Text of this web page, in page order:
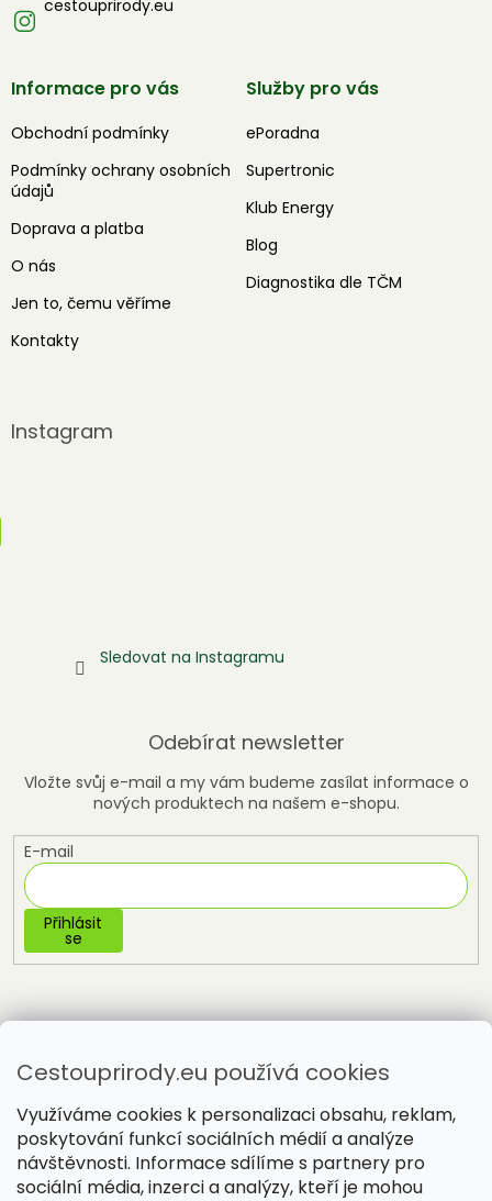
Cestouprirody.eu používá cookies
Využíváme cookies k personalizaci obsahu, reklam,
poskytování funkcí sociálních médií a analýze
návštěvnosti. Informace sdílíme s partnery pro
sociální média, inzerci a analýzy, kteří je mohou
cestouprirody.eu
Informace pro vás
Obchodní podmínky
Podmínky ochrany osobních
údajů
Doprava a platba
O nás
Jen to, čemu věříme
Kontakty
Služby pro vás
ePoradna
Supertronic
Klub Energy
Blog
Diagnostika dle TČM
Instagram
Sledovat na Instagramu
Odebírat newsletter
Vložte svůj e-mail a my vám budeme zasílat informace o
nových produktech na našem e-shopu.
E-mail
Přihlásit
se
Vytvořil Shoptet